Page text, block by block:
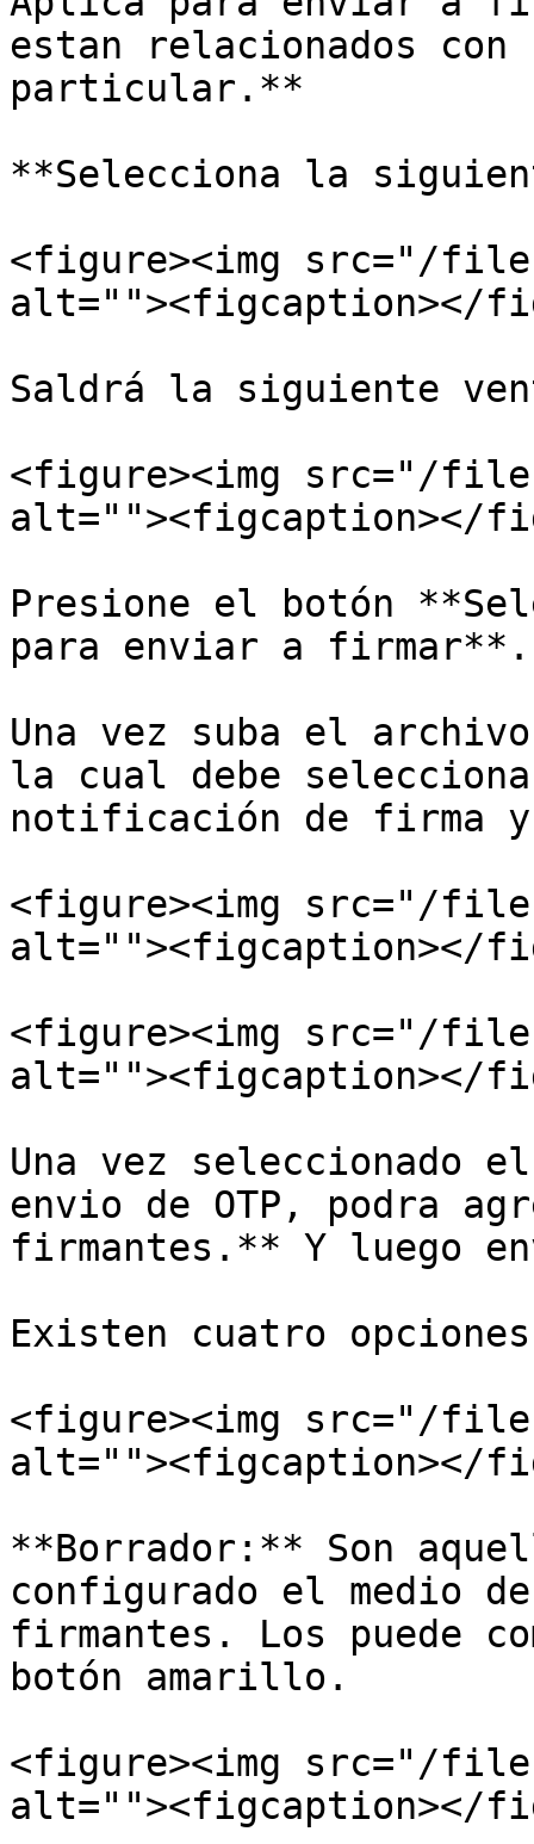
estan relacionados con
particular.**
**Selecciona la
<figure><img src="/files/
alt=""><figcaption></
Saldrá la siguiente
<figure><img src="/files/
alt=""><figcaption></
Presione el botón
para enviar a firmar**.
Una vez suba el
la cual debe
notificación de firma y
<figure><img src="/
alt=""><figcaption></
<figure><img src="/
alt=""><figcaption></
Una vez seleccionado
envio de OTP, podra
firmantes.** Y luego
Existen cuatro
<figure><img src="/files/
alt=""><figcaption></
**Borrador:** Son
configurado el medio
firmantes. Los puede
botón amarillo.
<figure><img src="/
alt=""><figcaption></